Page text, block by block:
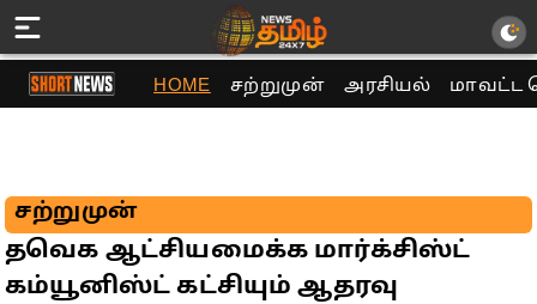
HOME சற்றுமுன் அரசியல் மாவட்ட
சற்றுமுன்
தவெக ஆட்சியமைக்க மார்க்சிஸ்ட்
கம்யூனிஸ்ட் கட்சியும் ஆதரவு